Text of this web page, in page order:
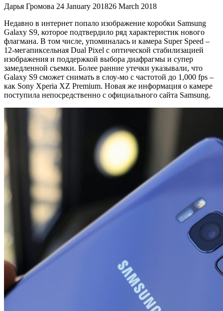
Дарья Громова 24 January 201826 March 2018
Недавно в интернет попало изображение коробки Samsung
Galaxy S9, которое подтвердило ряд характеристик нового
флагмана. В том числе, упоминалась и камера Super Speed –
12-мегапиксельная Dual Pixel с оптической стабилизацией
изображения и поддержкой выбора диафрагмы и супер
замедленной съемки. Более ранние утечки указывали, что
Galaxy S9 сможет снимать в слоу-мо с частотой до 1,000 fps –
как Sony Xperia XZ Premium. Новая же информация о камере
поступила непосредственно с официального сайта Samsung.